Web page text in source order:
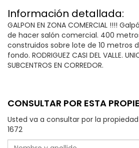
Información detallada:
GALPON EN ZONA COMERCIAL !!!!
de hacer salón comercial. 400
construidos sobre lote de 10 metros
fondo. RODRIGUEZ CASI DEL VALLE.
SUBCENTROS EN CORREDOR.
CONSULTAR POR ESTA
Usted va a consultar por la
1672